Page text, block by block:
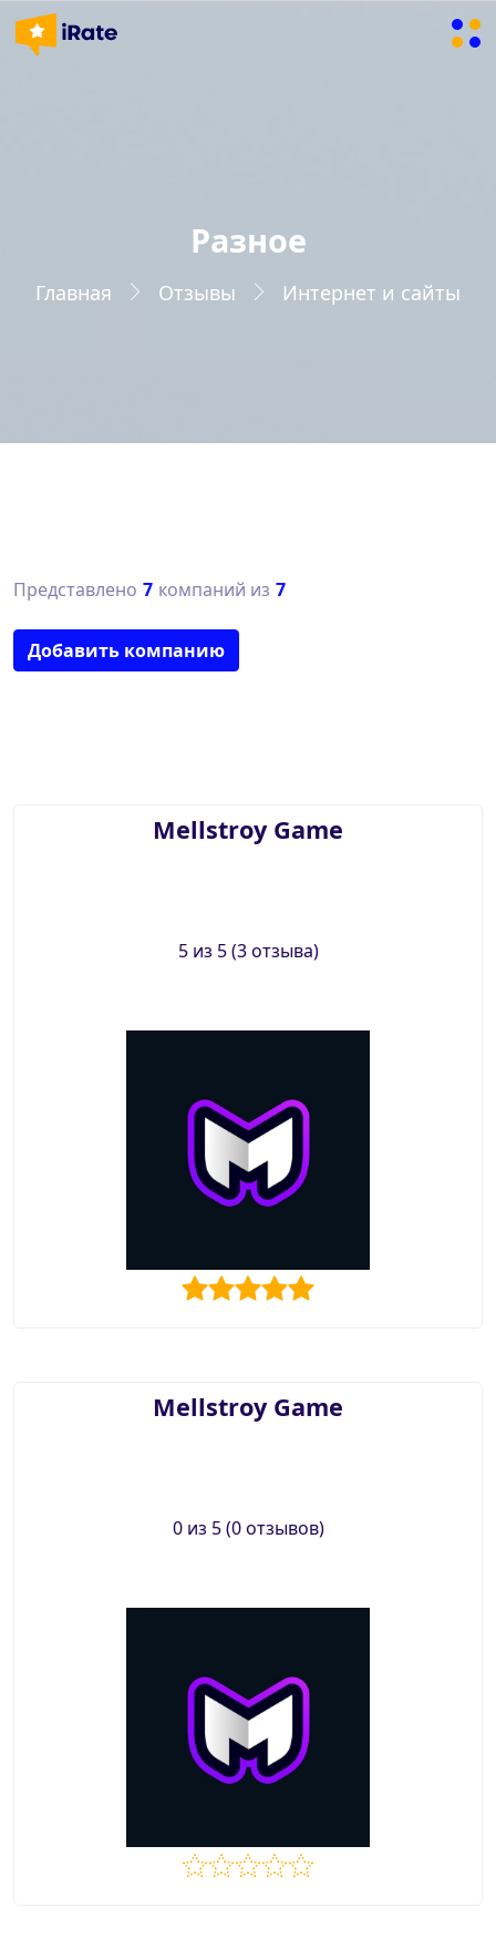
Разное
Главная Отзывы Интернет и сайты
Представлено 7 компаний из 7
Добавить компанию
Mellstroy Game
5 из 5 (3 отзыва)
Mellstroy Game
0 из 5 (0 отзывов)